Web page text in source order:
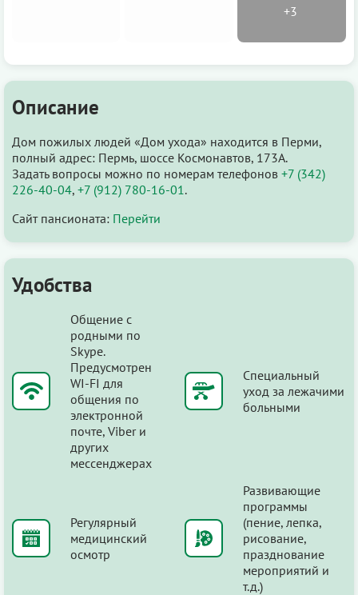
Описание
Дом пожилых людей «Дом ухода» находится в Перми,
полный адрес: Пермь, шоссе Космонавтов, 173А.
Задать вопросы можно по номерам телефонов +7 (342)
226-40-04, +7 (912) 780-16-01 .
Сайт пансионата: Перейти
Удобства
Общение с
родными по
Skype.
Предусмотрен
WI-FI для
общения по
электронной
почте, Viber и
других
мессенджерах
Специальный
уход за лежачими
больными
Регулярный
медицинский
осмотр
Развивающие
программы
(пение, лепка,
рисование,
празднование
мероприятий и
т.д.)